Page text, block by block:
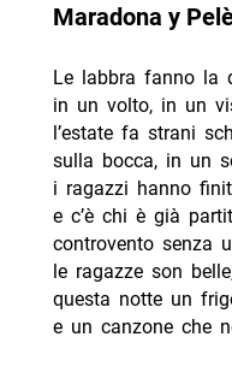
Maradona y
Le labbra fanno la
in un volto, in un
l’estate fa strani
sulla bocca, in un
i ragazzi hanno
e c’è chi è già
controvento senza
le ragazze son
questa notte un
e un canzone che